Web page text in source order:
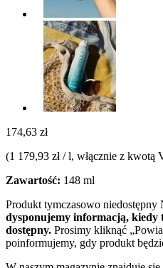
174,63 zł
(1 179,93 zł / l, włącznie z kwotą
Zawartość: 148 ml
Produkt tymczasowo niedostępny
dysponujemy informacją, kiedy
dostępny. Prosimy kliknąć
poinformujemy, gdy produkt